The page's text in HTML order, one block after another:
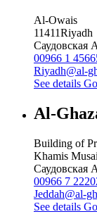
Al-Owais
11411Riyadh
Саудовская
00966 1
Riyadh@al-
See details
Al-
Building of
Khamis
Саудовская
00966 7
Jeddah@al-
See details